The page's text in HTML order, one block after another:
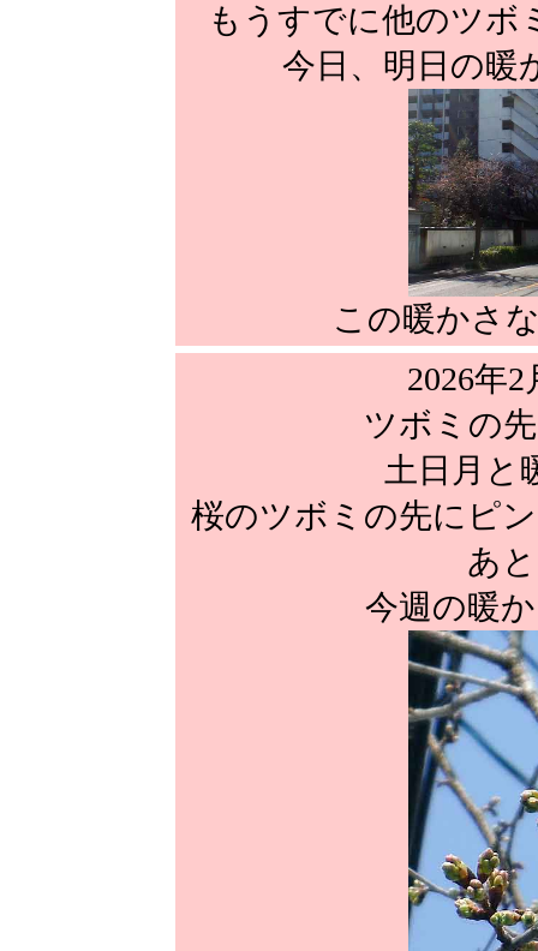
もうすでに他のツボ
今日、明日の暖
この暖かさ
2026年2
ツボミの
土日月と
桜のツボミの先にピ
あ
今週の暖